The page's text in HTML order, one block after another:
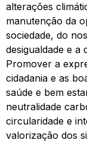
alterações
manutenção da
sociedade, do
desigualdade e a
Promover a
cidadania e as
saúde e bem
neutralidade
circularidade e
valorização dos